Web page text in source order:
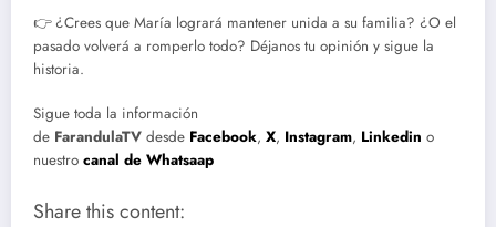
👉 ¿Crees que María logrará mantener unida a su familia? ¿O el
pasado volverá a romperlo todo? Déjanos tu opinión y sigue la
historia.
Sigue toda la información
de FarandulaTV desde Facebook, X, Instagram, Linkedin o
nuestro canal de Whatsaap
Share this content: